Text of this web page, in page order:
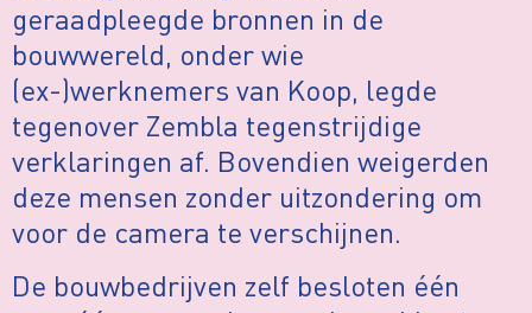
geraadpleegde bronnen in de
bouwwereld, onder wie
(ex-)werknemers van Koop, legde
tegenover Zembla tegenstrijdige
verklaringen af. Bovendien weigerden
deze mensen zonder uitzondering om
voor de camera te verschijnen.
De bouwbedrijven zelf besloten één